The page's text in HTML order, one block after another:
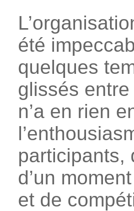
été
quelques
glissés
n’a en rien
participants,
d’un
et de